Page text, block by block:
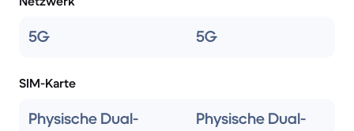
5G 5G
SIM-Karte
Physische Dual-
Physische Dual-